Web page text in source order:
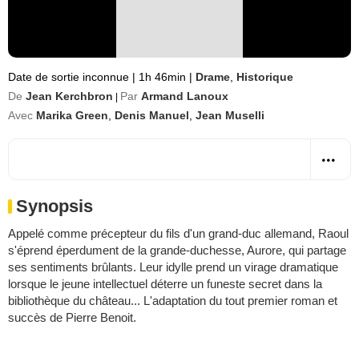
Date de sortie inconnue | 1h 46min | Drame Historique
De Jean Kerchbron Par Armand Lanoux
Avec Marika Green Denis Manuel Jean Muselli
Synopsis
Appelé comme précepteur du fils d'un grand-duc allemand, Raoul
s'éprend éperdument de la grande-duchesse, Aurore, qui partage
ses sentiments brûlants. Leur idylle prend un virage dramatique
lorsque le jeune intellectuel déterre un funeste secret dans la
bibliothèque du château... L'adaptation du tout premier roman et
succès de Pierre Benoit.